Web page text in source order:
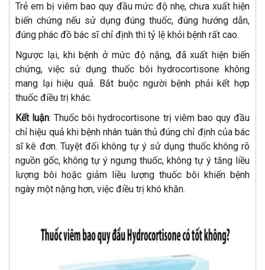
Trẻ em bị viêm bao quy đầu mức độ nhẹ, chưa xuất hiện
biến chứng nếu sử dụng đúng thuốc, đúng hướng dẫn,
đúng phác đồ bác sĩ chỉ định thì tỷ lệ khỏi bệnh rất cao.
Ngược lại, khi bệnh ở mức độ nặng, đã xuất hiện biến
chứng, việc sử dụng thuốc bôi hydrocortisone không
mang lại hiệu quả. Bắt buộc người bệnh phải kết hợp
thuốc điều trị khác.
Kết luận: Thuốc bôi hydrocortisone trị viêm bao quy đầu
chỉ hiệu quả khi bệnh nhân tuân thủ đúng chỉ định của bác
sĩ kê đơn. Tuyệt đối không tự ý sử dụng thuốc không rõ
nguồn gốc, không tự ý ngưng thuốc, không tự ý tăng liều
lượng bôi hoặc giảm liều lượng thuốc bôi khiến bệnh
ngày một nặng hơn, việc điều trị khó khăn.